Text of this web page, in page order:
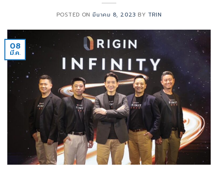
POSTED ONมีนาคม 8, 2023 BY TRIN
08
มี.ค.